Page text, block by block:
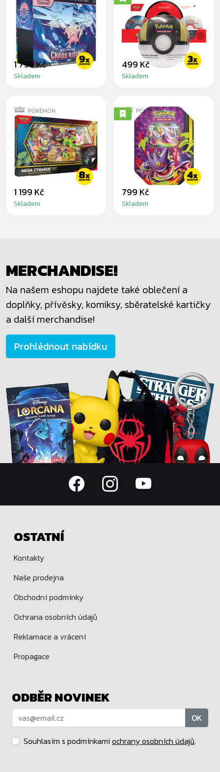
POKÉMON: CHAOS
RISING - ELITE
TRAINER BOX
1 799 Kč
Skladem
POKÉMON TCG:
POKÉ BALL TIN
2024
499 Kč
Skladem
POKÉMON
POKÉMON: MEGA
ZYGARDE EX
PREMIUM
COLLECTION
1 199 Kč
Skladem
POKÉMON
POKÉMON: MEGA
GENGAR MOONLIT
TIN
799 Kč
Skladem
MERCHANDISE!
Na našem eshopu najdete také oblečení a
doplňky, přívěsky, komiksy, sběratelské kartičky
a další merchandise!
Prohlédnout nabídku
OSTATNÍ
Kontakty
Naše prodejna
Obchodní podmínky
Ochrana osobních údajů
Reklamace a vrácení
Propagace
ODBĚR NOVINEK
OK
Souhlasím s podmínkami ochrany osobních údajů.